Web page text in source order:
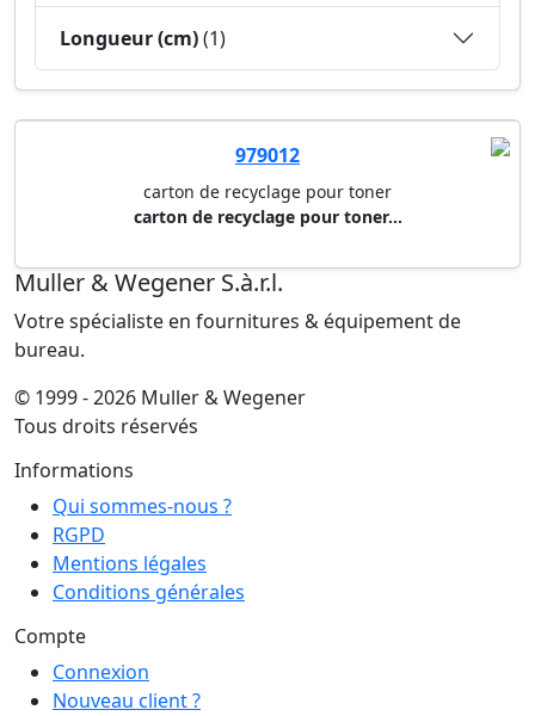
Longueur (cm)(1)
979012
carton de recyclage pour toner
carton de recyclage pour toner...
Muller & Wegener S.à.r.l.
Votre spécialiste en fournitures & équipement de
bureau.
© 1999 - 2026 Muller & Wegener
Tous droits réservés
Informations
Qui sommes-nous ?
RGPD
Mentions légales
Conditions générales
Compte
Connexion
Nouveau client ?